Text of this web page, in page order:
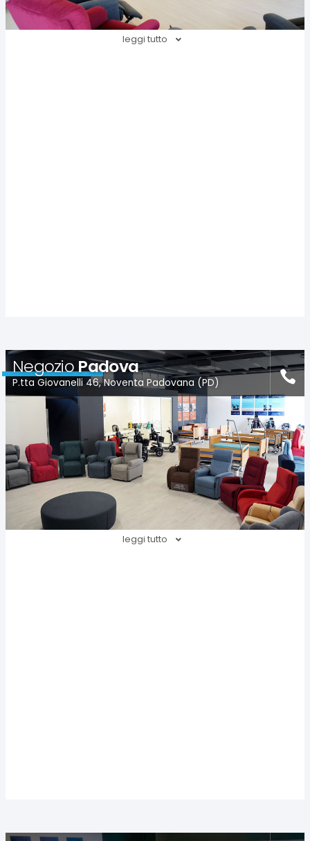
leggi tutto
NegozioPadova
P.tta Giovanelli 46, Noventa Padovana (PD)
leggi tutto